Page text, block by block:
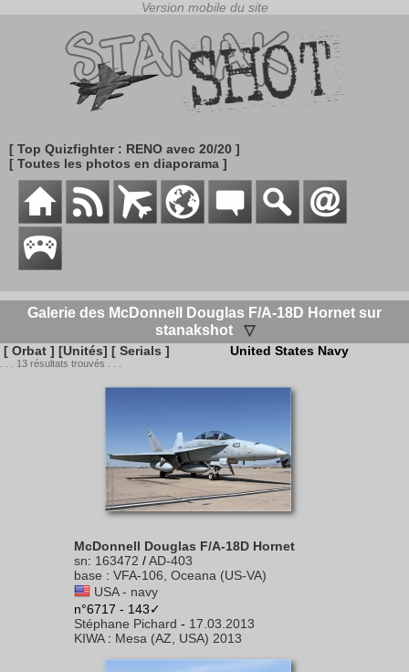
[ Top Quizfighter : RENO avec 20/20 ]
[ Toutes les photos en diaporama ]
Galerie des McDonnell Douglas F/A-18D Hornet sur
stanakshot
▽
[ Orbat ] [Unités] [ Serials ] United States Navy
. . . 13 résultats trouvés . . .
McDonnell Douglas F/A-18D Hornet
sn: 163472 /AD-403
base : VFA-106, Oceana (US-VA)
USA - navy
n°6717 - 143✓
Stéphane Pichard - 17.03.2013
KIWA: Mesa (AZ, USA) 2013